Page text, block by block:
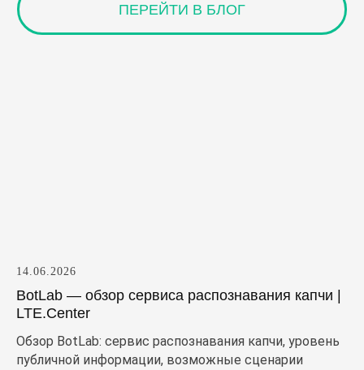
14.06.2026
BotLab — обзор сервиса распознавания капчи |
LTE.Center
Обзор BotLab: сервис распознавания капчи, уровень
публичной информации, возможные сценарии